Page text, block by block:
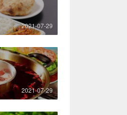
2021-07-29
2021-07-29